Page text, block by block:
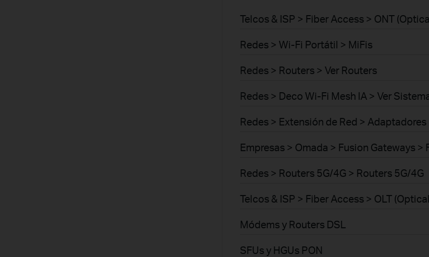
Telcos & ISP > Fiber Access > ONT
Redes > Wi-Fi Portátil > MiFis
Redes > Routers > Ver Routers
Redes > Deco Wi-Fi Mesh IA > Ver
Redes > Extensión de Red > Adaptadores
Empresas > Omada > Fusion Gateways >
Redes > Routers 5G/4G > Routers 5G/4G
Telcos & ISP > Fiber Access > OLT
Módems y Routers DSL
SFUs y HGUs PON